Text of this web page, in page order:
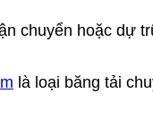
chuyển hoặc dự
là loại băng tải